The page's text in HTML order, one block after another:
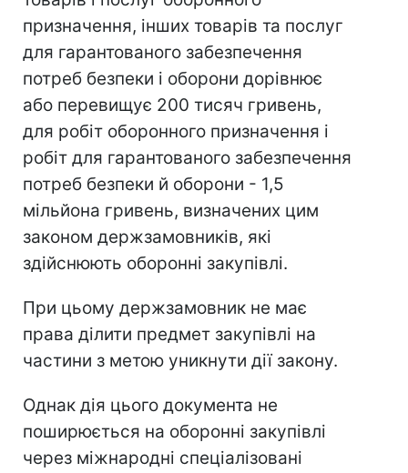
призначення, інших товарів та послуг
для гарантованого забезпечення
потреб безпеки і оборони дорівнює
або перевищує 200 тисяч гривень,
для робіт оборонного призначення і
робіт для гарантованого забезпечення
потреб безпеки й оборони - 1,5
мільйона гривень, визначених цим
законом держзамовників, які
здійснюють оборонні закупівлі.
При цьому держзамовник не має
права ділити предмет закупівлі на
частини з метою уникнути дії закону.
Однак дія цього документа не
поширюється на оборонні закупівлі
через міжнародні спеціалізовані